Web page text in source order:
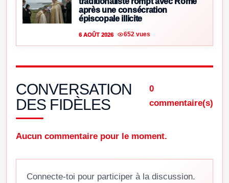
après une consécration
épiscopale illicite
6 AOÛT 2026 652 vues
CONVERSATION
DES FIDÈLES
0
commentaire(s)
Aucun commentaire pour le moment.
Connecte-toi pour participer à la discussion.